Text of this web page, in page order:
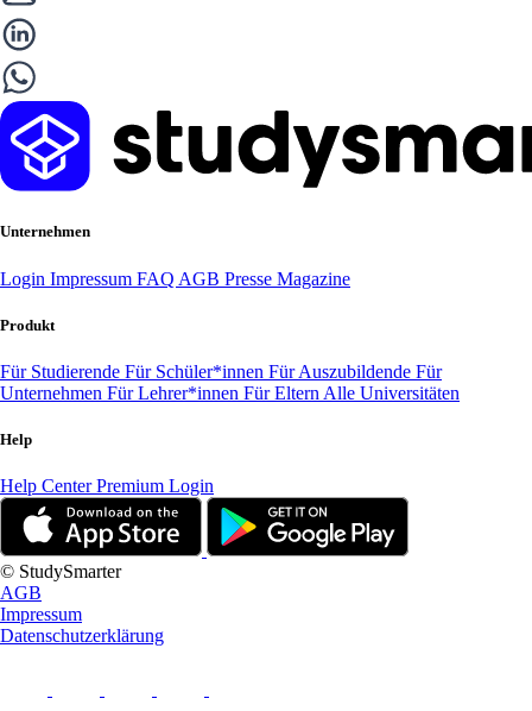
Unternehmen
Login Impressum FAQ AGB Presse Magazine
Produkt
Für Studierende Für Schüler*innen Für Auszubildende Für
Unternehmen Für Lehrer*innen Für Eltern Alle Universitäten
Help
Help CenterPremium Login
© StudySmarter
AGB
Impressum
Datenschutzerklärung